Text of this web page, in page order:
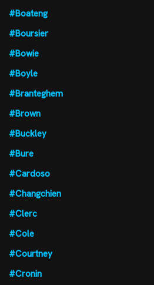
#Boateng
#Boursier
#Bowie
#Boyle
#Branteghem
#Brown
#Buckley
#Bure
#Cardoso
#Changchien
#Clerc
#Cole
#Courtney
#Cronin